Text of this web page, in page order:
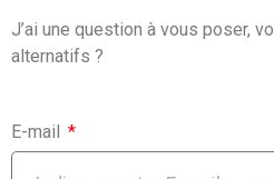
J’ai une question à vous poser,
alternatifs ?
E-mail